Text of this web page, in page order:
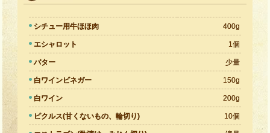
シチュー用牛ほほ肉 400g
エシャロット 1個
バター 少量
白ワインビネガー 150g
白ワイン 200g
ピクルス(甘くないもの、輪切り) 10個